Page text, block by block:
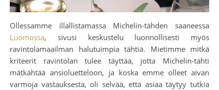
Ollessamme illallistamassa Michelin-tähden saaneessa
Luomossa, sivusi keskustelu luonnollisesti myös
ravintolamaailman halutuimpia tähtiä. Mietimme mitkä
kriteerit ravintolan tulee täyttää, jotta Michelin-tähti
mätkähtää ansioluetteloon, ja koska emme olleet aivan
varmoja vastauksesta, oli selvää, että asiaa täytyy tutkia